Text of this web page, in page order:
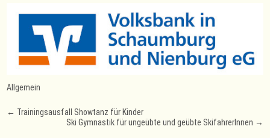
Allgemein
Post
navigation
← Trainingsausfall Showtanz für Kinder
Ski Gymnastik für ungeübte und geübte SkifahrerInnen →